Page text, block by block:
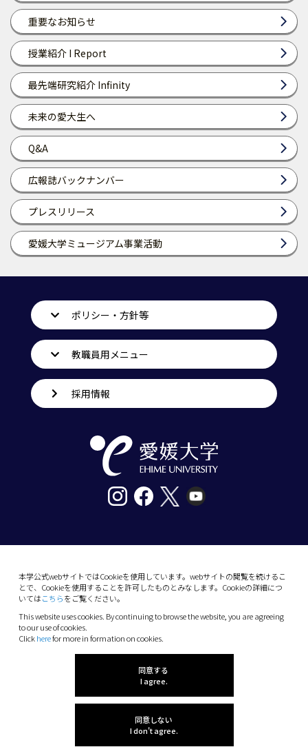
重要なお知らせ
授業紹介 I Report
最先端研究紹介 Infinity
未来の愛大生へ
Q&A
広報誌バックナンバー
プレスリリース
愛媛大学ミュージアム事業活動
本学公式webサイトではCookieを使用しています。webサイトの閲覧を続けるこ
とで、Cookieを使用することを許可したものとみなします。Cookieの詳細につ
いてはこちらをご覧ください。
This website uses cookies. By continuing to browse the website, you are agreeing
to our use of cookies.
Clickherefor more in formation on cookies.
同意する
I agree.
同意しない
I don't agree.
ポリシー・方針等
教職員用メニュー
採用情報
10-13 Dogo-Himata, Matsuyama, Ehime 790-
Phone: +81 89-927-9000
(C) 2026 Ehime University.